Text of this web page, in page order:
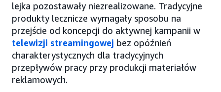
lejka pozostawały niezrealizowane. Tradycyjne
produkty lecznicze wymagały sposobu na
przejście od koncepcji do aktywnej kampanii w
telewizji streamingowej bez opóźnień
charakterystycznych dla tradycyjnych
przepływów pracy przy produkcji materiałów
reklamowych.